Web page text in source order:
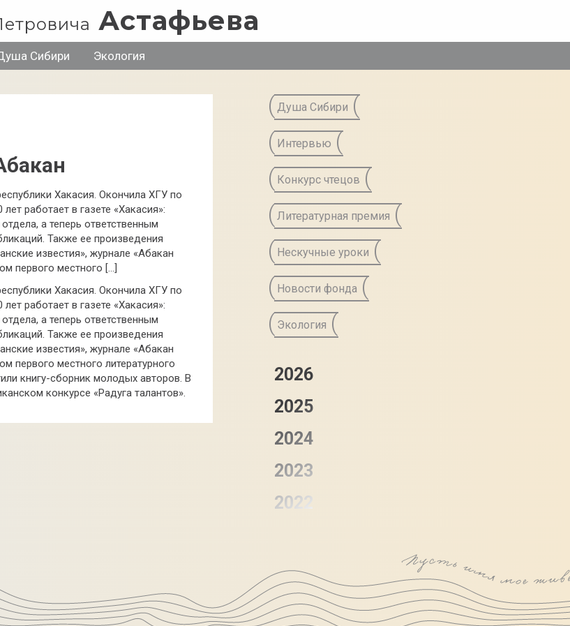
Астафьева
Сибири Экология
Хакасия. Окончила ХГУ по
работает в газете «Хакасия»:
а теперь ответственным
Также ее произведения
известия», журнале «Абакан
первого местного […]
Хакасия. Окончила ХГУ по
работает в газете «Хакасия»:
а теперь ответственным
Также ее произведения
известия», журнале «Абакан
первого местного литературного
книгу-сборник молодых авторов. В
конкурсе «Радуга талантов».
Душа Сибири
Интервью
Конкурс чтецов
Литературная премия
Нескучные уроки
Новости фонда
Экология
2026
2025
2024
2023
2022